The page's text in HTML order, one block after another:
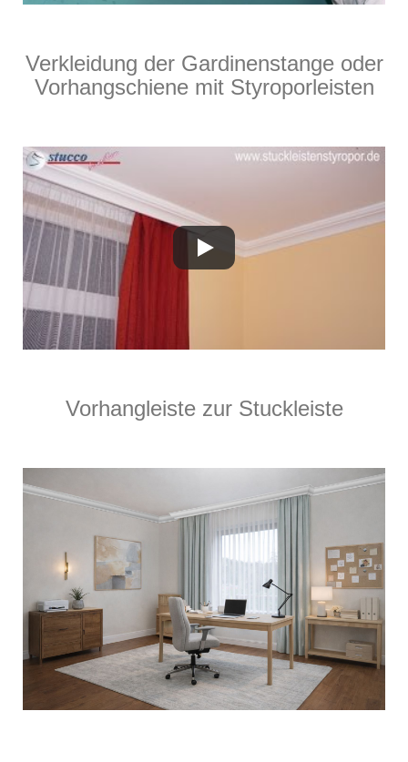
Verkleidung der Gardinenstange oder
Vorhangschiene mit Styroporleisten
Vorhangleiste zur Stuckleiste